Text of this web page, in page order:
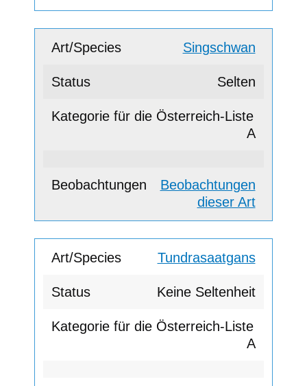
Singschwan
Selten
A
Beobachtungen
dieser Art
Tundrasaatgans
Keine Seltenheit
A